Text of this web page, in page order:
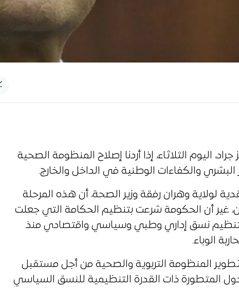
جراد، اليوم الثلاثاء، إذا أردنا إصلاح المنظومة الصحية
البشري والكفاءات الوطنية في الداخل والخارج.
لولاية وهران رفقة وزير الصحة، أن هذه المرحلة
غير أن الحكومة شرعت بتنظيم الحكامة التي جعلت
بتنظيم نسق إداري وطبي وسياسي واقتصادي منذ
الوباء.
المنظومة التربوية والصحية من أجل مستقبل
المتطورة ذات القدرة التنظيمية للنسق السياسي